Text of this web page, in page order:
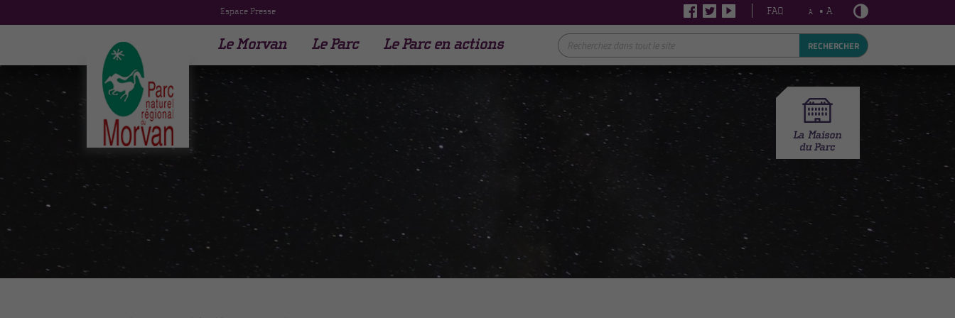
Espace Presse FAQ A • A
Le Morvan Le Parc Le Parc en actions RECHERCHER